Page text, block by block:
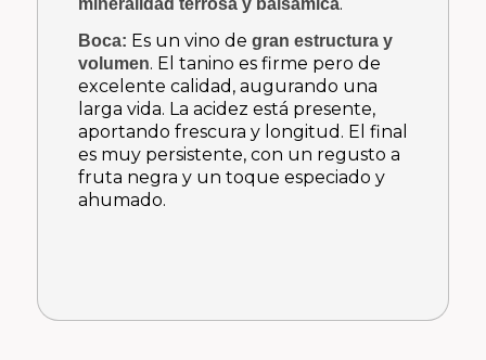
Boca: Es un vino degran estructura y
volumen. El tanino es firme pero de
excelente calidad, augurando una
larga vida. La acidez está presente,
aportando frescura y longitud. El final
es muy persistente, con un regusto a
fruta negra y un toque especiado y
ahumado.